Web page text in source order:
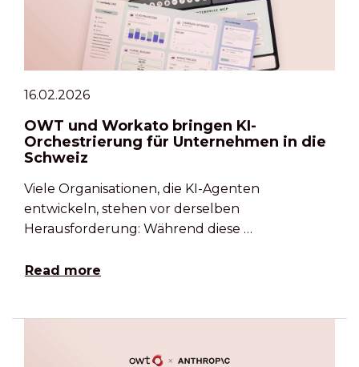
16.02.2026
OWT und Workato bringen KI-
Orchestrierung für Unternehmen in die
Schweiz
Viele Organisationen, die KI-Agenten
entwickeln, stehen vor derselben
Herausforderung: Während diese …
Read more